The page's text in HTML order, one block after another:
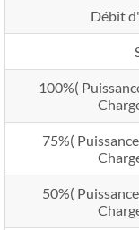
Débit
100%(
75%(
50%(